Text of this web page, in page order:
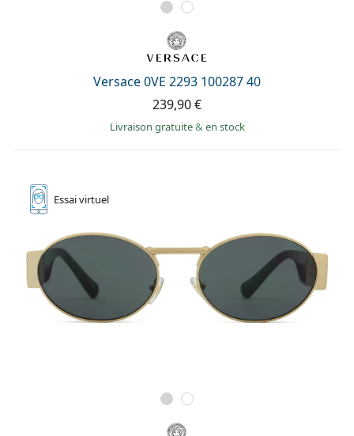
Versace 0VE 2293 100287 40
239,90 €
Livraison gratuite& en stock
Essaivirtuel